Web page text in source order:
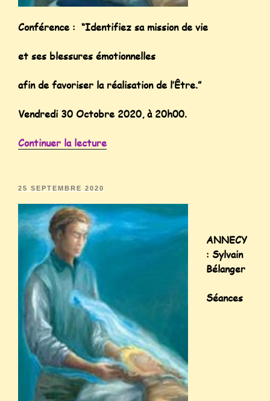
Conférence : “Identifiez sa mission de vie
et ses blessures émotionnelles
afin de favoriser la réalisation de l’Être.”
Vendredi 30 Octobre 2020, à 20h00.
Continuer la lecture
25 SEPTEMBRE 2020
ANNECY
: Sylvain
Bélanger
Séances